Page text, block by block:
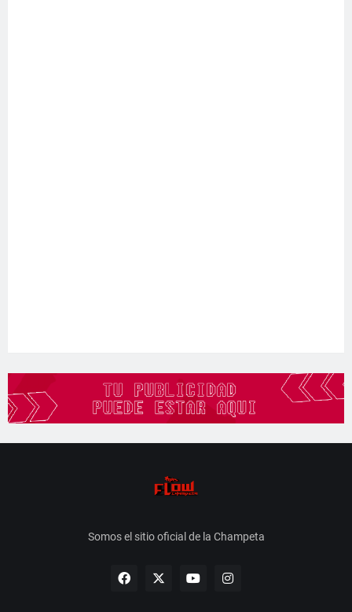
Somos el sitio oficial de la Champeta